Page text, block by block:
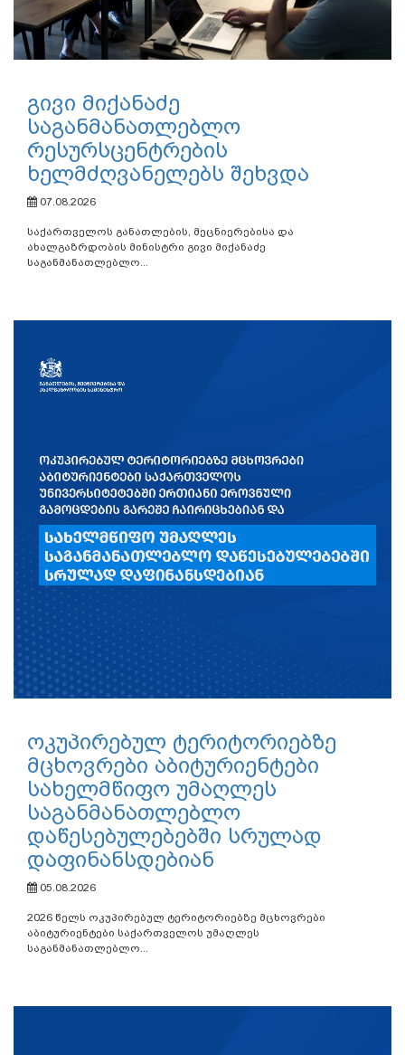
გივი მიქანაძე
საგანმანათლებლო
რესურსცენტრების
ხელმძღვანელებს შეხვდა
07.08.2026
საქართველოს განათლების, მეცნიერებისა და
ახალგაზრდობის მინისტრი გივი მიქანაძე
საგანმანათლებლო...
ოკუპირებულ ტერიტორიებზე
მცხოვრები აბიტურიენტები
სახელმწიფო უმაღლეს
საგანმანათლებლო
დაწესებულებებში სრულად
დაფინანსდებიან
05.08.2026
2026 წელს ოკუპირებულ ტერიტორიებზე მცხოვრები
აბიტურიენტები საქართველოს უმაღლეს
საგანმანათლებლო...